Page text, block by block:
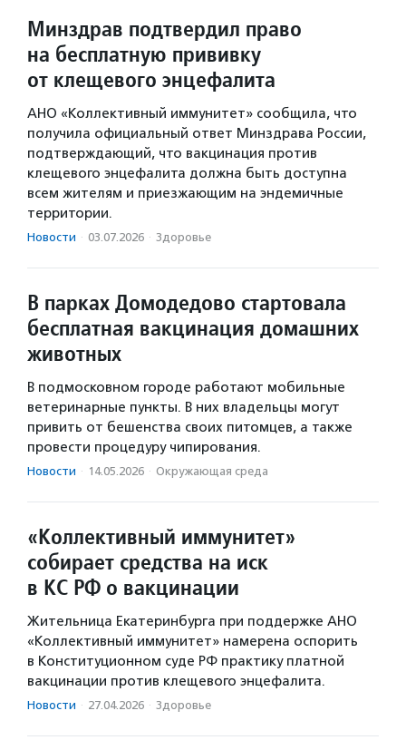
Минздрав подтвердил право
на бесплатную прививку
от клещевого энцефалита
АНО «Коллективный иммунитет» сообщила, что
получила официальный ответ Минздрава России,
подтверждающий, что вакцинация против
клещевого энцефалита должна быть доступна
всем жителям и приезжающим на эндемичные
территории.
Новости · 03.07.2026 · Здоровье
В парках Домодедово стартовала
бесплатная вакцинация домашних
животных
В подмосковном городе работают мобильные
ветеринарные пункты. В них владельцы могут
привить от бешенства своих питомцев, а также
провести процедуру чипирования.
Новости · 14.05.2026 · Окружающая среда
«Коллективный иммунитет»
собирает средства на иск
в КС РФ о вакцинации
Жительница Екатеринбурга при поддержке АНО
«Коллективный иммунитет» намерена оспорить
в Конституционном суде РФ практику платной
вакцинации против клещевого энцефалита.
Новости · 27.04.2026 · Здоровье